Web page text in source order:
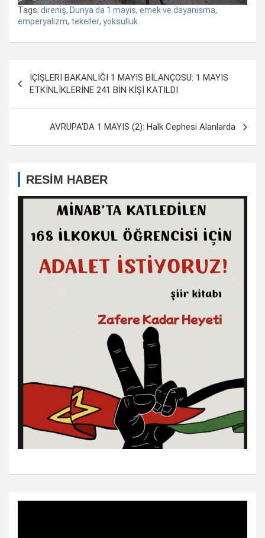
Tags: direniş, Dunya da 1 mayis, emek ve dayanisma,
emperyalizm, tekeller, yoksulluk
Yazı
dolaşımı
İÇİŞLERİ BAKANLIĞI 1 MAYIS BİLANÇOSU: 1 MAYIS
ETKİNLİKLERİNE 241 BİN KİŞİ KATILDI
AVRUPA’DA 1 MAYIS (2): Halk Cephesi Alanlarda
RESİM HABER